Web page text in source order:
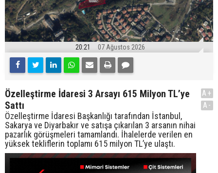
20:21 07 Ağustos 2026
Özelleştirme İdaresi 3 Arsayı 615 Milyon TL’ye
Sattı
Özelleştirme İdaresi Başkanlığı tarafından İstanbul,
Sakarya ve Diyarbakır ve satışa çıkarılan 3 arsanın nihai
pazarlık görüşmeleri tamamlandı. İhalelerde verilen en
yüksek tekliflerin toplamı 615 milyon TL’ye ulaştı.
A+
A-